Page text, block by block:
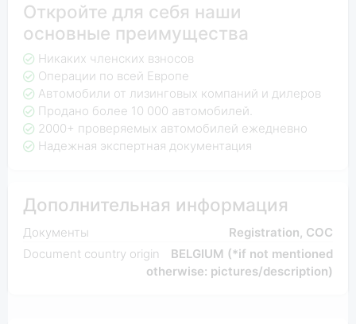
Откройте для себя наши
основные преимущества
Никаких членских взносов
Операции по всей Европе
Автомобили от лизинговых компаний и дилеров
Продано более 10 000 автомобилей.
2000+ проверяемых автомобилей ежедневно
Надежная экспертная документация
Дополнительная информация
Документы
Registration, COC
Document country origin
BELGIUM (*if not mentioned
otherwise: pictures/description)